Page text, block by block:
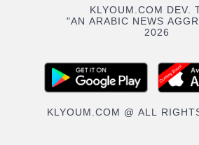
KLYOUM.COM DEV.
"AN ARABIC NEWS
2026
KLYOUM.COM @ ALL